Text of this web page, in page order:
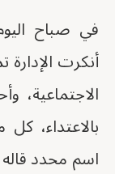
في صباح
أنكرت
الاجتماعية،
بالاعتداء،